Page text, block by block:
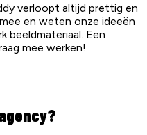
verloopt altijd prettig en
en weten onze ideeën
beeldmateriaal. Een
mee werken!